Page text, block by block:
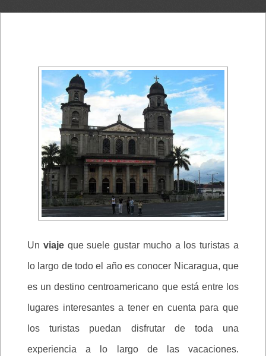
Un viajeque suele gustar mucho a los turistas a
lo largo de todo el año es conocer Nicaragua, que
es un destino centroamericano que está entre los
lugares interesantes a tener en cuenta para que
los turistas puedan disfrutar de toda una
experiencia a lo largo de las vacaciones.